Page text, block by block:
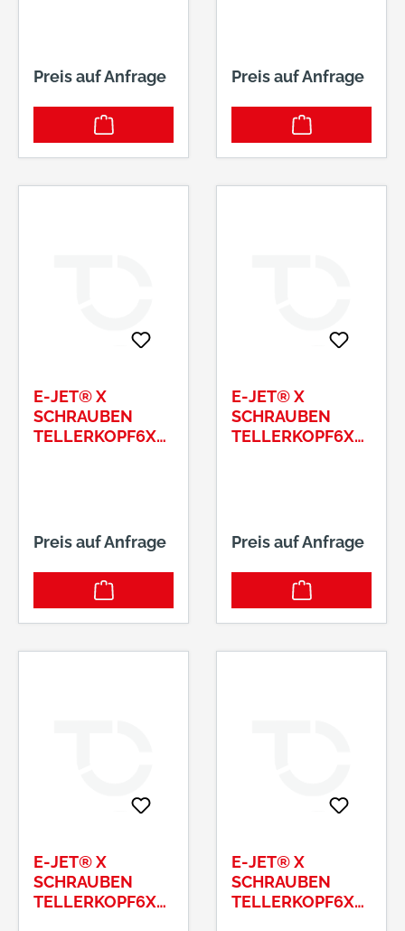
Preis auf Anfrage Preis auf Anfrage
E-JET® X
SCHRAUBEN
TELLERKOPF6X
Preis auf Anfrage
E-JET® X
SCHRAUBEN
TELLERKOPF6X
Preis auf Anfrage
E-JET® X
SCHRAUBEN
TELLERKOPF6X
E-JET® X
SCHRAUBEN
TELLERKOPF6X